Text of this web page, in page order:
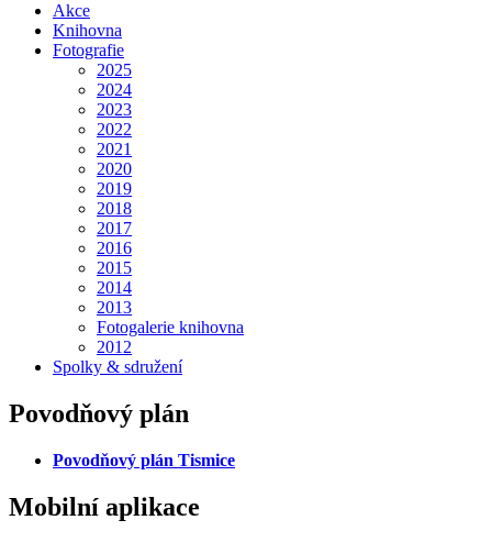
Akce
Knihovna
Fotografie
2025
2024
2023
2022
2021
2020
2019
2018
2017
2016
2015
2014
2013
Fotogalerie knihovna
2012
Spolky & sdružení
Povodňový plán
Povodňový plán Tismice
Mobilní aplikace